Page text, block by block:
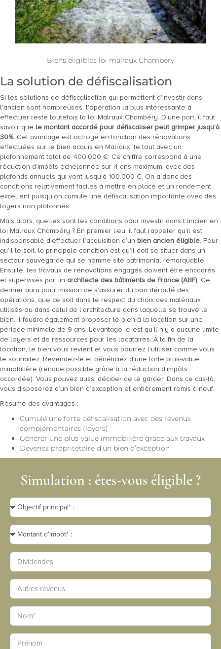
Biens éligibles loi malraux Chambéry
La solution de défiscalisation
Si les solutions de défiscalisation qui permettent d’investir dans
l’ancien sont nombreuses, l’opération la plus intéressante à
effectuer reste toutefois la loi Malraux Chambéry. D’une part, il faut
savoir que le montant accordé pour défiscaliser peut grimper jusqu’à
30%. Cet avantage est octroyé en fonction des rénovations
effectuées sur le bien acquis en Malraux, le tout avec un
plafonnement total de 400.000 €. Ce chiffre correspond à une
réduction d’impôts échelonnée sur 4 ans maximum, avec des
plafonds annuels qui vont jusqu’à 100.000 €. On a donc des
conditions relativement faciles à mettre en place et un rendement
excellent puisqu’on cumule une défiscalisation importante avec des
loyers non plafonnés.
Mais alors, quelles sont les conditions pour investir dans l’ancien en
loi Malraux Chambéry ? En premier lieu, il faut rappeler qu’il est
indispensable d’effectuer l’acquisition d’un bien ancien éligible. Pour
qu’il le soit, la principale condition est qu’il doit se situer dans un
secteur sauvegardé qui se nomme site patrimonial remarquable.
Ensuite, les travaux de rénovations engagés doivent être encadrés
et supervisés par un architecte des bâtiments de France (ABF). Ce
dernier aura pour mission de s’assurer du bon déroulé des
opérations, que ce soit dans le respect du choix des matériaux
utilisés ou dans celui de l’architecture dans laquelle se trouve le
bien. Il faudra également proposer le bien à la location sur une
période minimale de 9 ans. L’avantage ici est qu’il n’y a aucune limite
de loyers et de ressources pour les locataires. À la fin de la
location, le bien vous revient et vous pourrez l’utiliser comme vous
le souhaitez. Revendez-le et bénéficiez d’une forte plus-value
immobilière (rendue possible grâce à la réduction d’impôts
accordée). Vous pouvez aussi décider de le garder. Dans ce cas-là,
vous disposerez d’un bien d’exception et entièrement remis à neuf.
Résumé des avantages :
Cumulé une forte défiscalisation avec des revenus
complémentaires (loyers)
Générer une plus-value immobilière grâce aux travaux
Devenez propritétaire d’un bien d’exception
Simulation : êtes-vous éligible ?